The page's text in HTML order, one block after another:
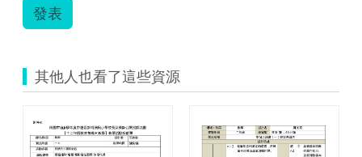
發表
其他人也看了這些資源